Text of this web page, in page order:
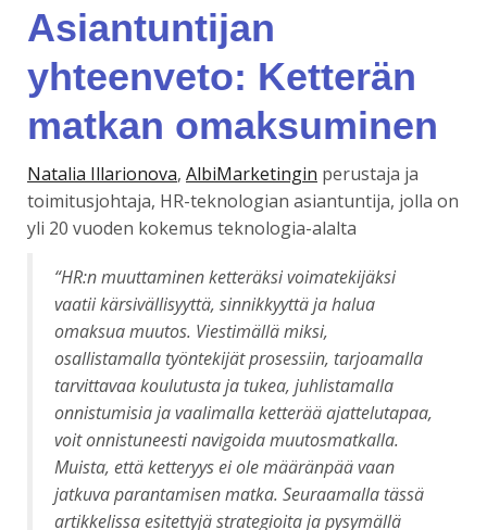
Asiantuntijan
yhteenveto: Ketterän
matkan omaksuminen
Natalia Illarionova, AlbiMarketingin perustaja ja
toimitusjohtaja, HR-teknologian asiantuntija, jolla on
yli 20 vuoden kokemus teknologia-alalta
“HR:n muuttaminen ketteräksi voimatekijäksi
vaatii kärsivällisyyttä, sinnikkyyttä ja halua
omaksua muutos. Viestimällä miksi,
osallistamalla työntekijät prosessiin, tarjoamalla
tarvittavaa koulutusta ja tukea, juhlistamalla
onnistumisia ja vaalimalla ketterää ajattelutapaa,
voit onnistuneesti navigoida muutosmatkalla.
Muista, että ketteryys ei ole määränpää vaan
jatkuva parantamisen matka. Seuraamalla tässä
artikkelissa esitettyjä strategioita ja pysymällä